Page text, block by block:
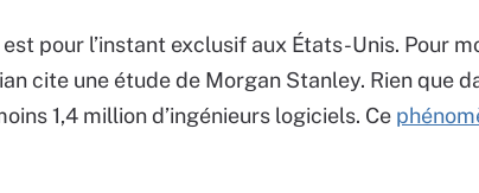
pour l’instant exclusif aux États-Unis. Pour
cite une étude de Morgan Stanley. Rien que
1,4 million d’ingénieurs logiciels. Ce